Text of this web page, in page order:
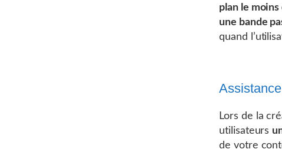
plan le moins
une bande
quand
Assistance
Lors de la
utilisateurs
de votre